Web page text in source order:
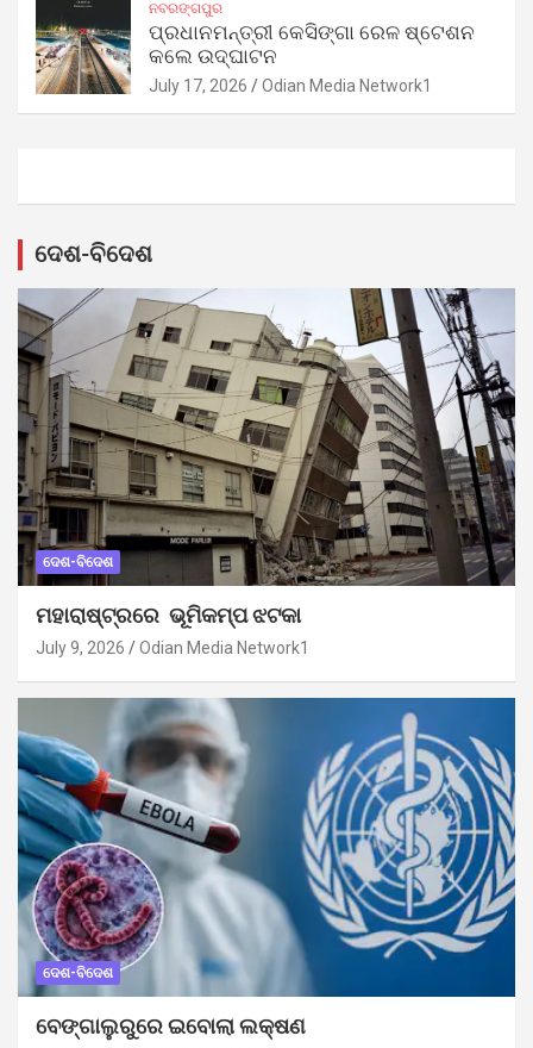
ନବରଙ୍ଗପୁର
ପ୍ରଧାନମନ୍ତ୍ରୀ କେସିଙ୍ଗା ରେଳ ଷ୍ଟେଶନ
କଲେ ଉଦ୍‌ଘାଟନ
July 17, 2026 Odian Media Network1
ଦେଶ-ବିଦେଶ
ଦେଶ-ବିଦେଶ
ମହାରାଷ୍ଟ୍ରରେ ଭୂମିକମ୍ପ ଝଟକା
July 9, 2026 Odian Media Network1
ଦେଶ-ବିଦେଶ
ବେଙ୍ଗାଲୁରୁରେ ଇବୋଲା ଲକ୍ଷଣ